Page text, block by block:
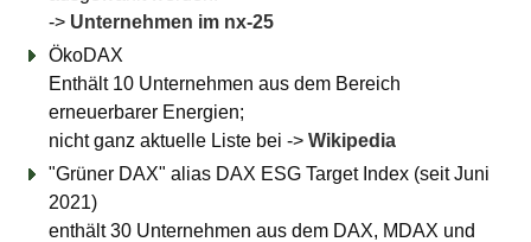
-> Unternehmen im nx-25
ÖkoDAX
Enthält 10 Unternehmen aus dem Bereich
erneuerbarer Energien;
nicht ganz aktuelle Liste bei ->Wikipedia
"Grüner DAX" alias DAX ESG Target Index (seit Juni
2021)
enthält 30 Unternehmen aus dem DAX, MDAX und